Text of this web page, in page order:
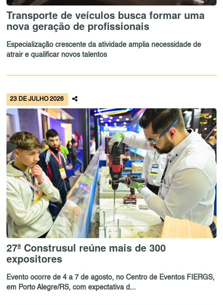
Transporte de veículos busca formar uma
nova geração de profissionais
Especialização crescente da atividade amplia necessidade de
atrair e qualificar novos talentos
23 DE JULHO 2026
27ª Construsul reúne mais de 300
expositores
Evento ocorre de 4 a 7 de agosto, no Centro de Eventos FIERGS,
em Porto Alegre/RS, com expectativa d...